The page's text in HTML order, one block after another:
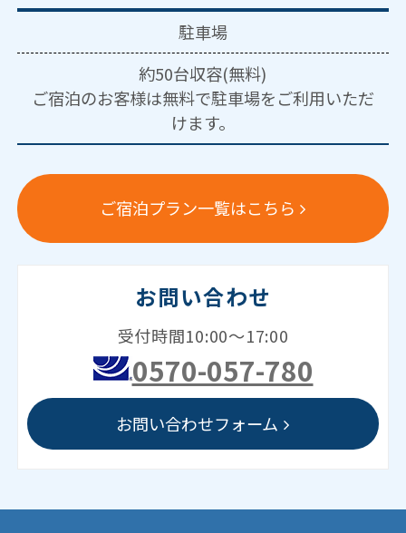
駐車場
約50台収容(無料)
ご宿泊のお客様は無料で駐車場をご利用いただ
けます。
ご宿泊プラン一覧はこちら
お問い合わせ
受付時間10:00～17:00
0570-057-780
お問い合わせフォーム